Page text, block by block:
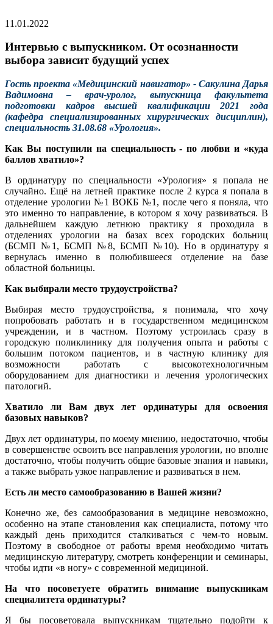
11.01.2022
Интервью с выпускником. От осознанности
выбора зависит будущий успех
Гость проекта «Медицинский навигатор» - Сакулина Дарья
Вадимовна – врач-уролог, выпускница факультета
подготовки кадров высшей квалификации 2021 года
(кафедра специализированных хирургических дисциплин),
специальность 31.08.68 «Урология».
Как Вы поступили на специальность - по любви и «куда
баллов хватило»?
В ординатуру по специальности «Урология» я попала не
случайно. Ещё на летней практике после 2 курса я попала в
отделение урологии №1 ВОКБ №1, после чего я поняла, что
это именно то направление, в котором я хочу развиваться. В
дальнейшем каждую летнюю практику я проходила в
отделениях урологии на базах всех городских больниц
(БСМП №1, БСМП №8, БСМП №10). Но в ординатуру я
вернулась именно в полюбившееся отделение на базе
областной больницы.
Как выбирали место трудоустройства?
Выбирая место трудоустройства, я понимала, что хочу
попробовать работать и в государственном медицинском
учреждении, и в частном. Поэтому устроилась сразу в
городскую поликлинику для получения опыта и работы с
большим потоком пациентов, и в частную клинику для
возможности работать с высокотехнологичным
оборудованием для диагностики и лечения урологических
патологий.
Хватило ли Вам двух лет ординатуры для освоения
базовых навыков?
Двух лет ординатуры, по моему мнению, недостаточно, чтобы
в совершенстве освоить все направления урологии, но вполне
достаточно, чтобы получить общие базовые знания и навыки,
а также выбрать узкое направление и развиваться в нем.
Есть ли место самообразованию в Вашей жизни?
Конечно же, без самообразования в медицине невозможно,
особенно на этапе становления как специалиста, потому что
каждый день приходится сталкиваться с чем-то новым.
Поэтому в свободное от работы время необходимо читать
медицинскую литературу, смотреть конференции и семинары,
чтобы идти «в ногу» с современной медициной.
На что посоветуете обратить внимание выпускникам
специалитета ординатуры?
Я бы посоветовала выпускникам тщательно подойти к